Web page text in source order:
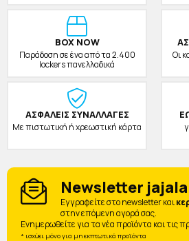
BOX NOW
Παράδοση σε ένα από τα 2.400
lockers πανελλαδικά
Οι
ΑΣΦΑΛΕΙΣ ΣΥΝΑΛΛΑΓΕΣ
Με πιστωτική ή χρεωστική κάρτα
Newsletter
Eγγραφείτε στο newsletter και
στην επόμενη αγορά σας.
Ενημερωθείτε για τα νέα προϊόντα και τις
* ισχύει μόνο για μη εκπτωτικά προϊόντα